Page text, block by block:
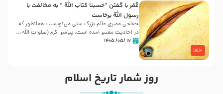
خلفا
عُمَر با گفتن “حسبنا كتاب اللّه ” به مخالفت با
رسول اللّه برخاست
خفاجی مصری عالم بزرگ سنی می‌نویسد : همانطور که
در احادیث معتبر آمده است، پیامبر اکرم (صلوات اللّه...
۱۷ /۰۵/ ۱۴۰۵
روز شمار تاریخ اسلام